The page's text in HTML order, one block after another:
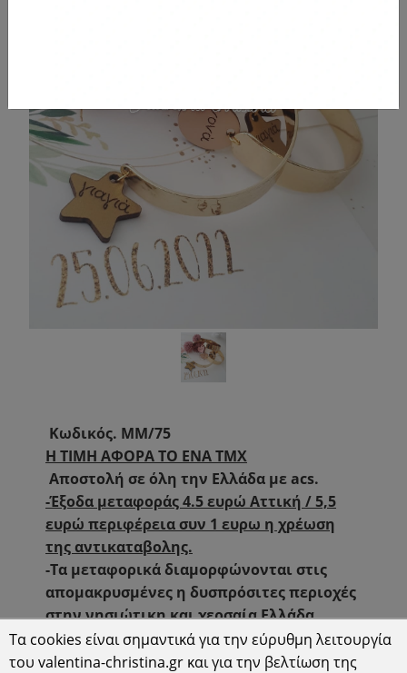
Κωδικός. ΜΜ/75
H ΤΙΜΗ ΑΦΟΡΑ ΤΟ ΕΝΑ ΤΜΧ
Αποστολή σε όλη την Ελλάδα με acs.
-Έξοδα μεταφοράς 4.5 ευρώ Αττική / 5,5
ευρώ περιφέρεια συν 1 ευρω η χρέωση
της αντικαταβολης.
-Τα μεταφορικά διαμορφώνονται στις
απομακρυσμένες η δυσπρόσιτες περιοχές
στην νησιώτικη και χερσαία Ελλάδα.
Τιμή | 15.00€
Τα cookies είναι σημαντικά για την εύρυθμη λειτουργία
του valentina-christina.gr και για την βελτίωση της